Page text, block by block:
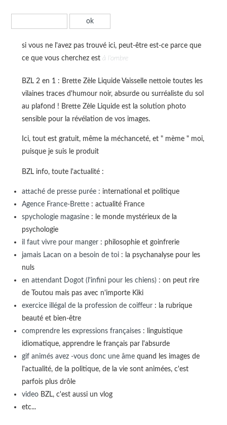
si vous ne l'avez pas trouvé ici, peut-être est-ce parce que
ce que vous cherchez est à l'ombre
BZL 2 en 1 : Brette Zèle Liquide Vaisselle nettoie toutes les
vilaines traces d'humour noir, absurde ou surréaliste du sol
au plafond ! Brette Zèle Liquide est la solution photo
sensible pour la révélation de vos images.
Ici, tout est gratuit, même la méchanceté, et " mème " moi,
puisque je suis le produit
BZL info, toute l'actualité :
attaché de presse purée: international et politique
Agence France-Brette: actualité France
spychologie magasine: le monde mystérieux de la
psychologie
il faut vivre pour manger: philosophie et goinfrerie
jamais Lacan on a besoin de toi: la psychanalyse pour les
nuls
en attendant Dogot (l'infini pour les chiens): on peut rire
de Toutou mais pas avec n'importe Kiki
exercice illégal de la profession de coiffeur: la rubrique
beauté et bien-être
comprendre les expressions françaises: linguistique
idiomatique, apprendre le français par l'absurde
gif animés avez -vous donc une âmequand les images de
l'actualité, de la politique, de la vie sont animées, c'est
parfois plus drôle
videoBZL, c'est aussi un vlog
etc...